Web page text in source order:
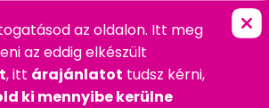
LOCAL BUS S SC
GYAKRAN FELTETT KÉRDÉSEK
2023. AUGUSZTUS 16. SZERDA
GYAKRAN FELTETT KÉRDÉSEK
#GOOGLE
#KERESŐOPTIMALIZÁLÁS
az oldalon. Itt meg
az eddig elkészült
, itt árajánlatot tudsz kérni,
ki mennyibe kerülne